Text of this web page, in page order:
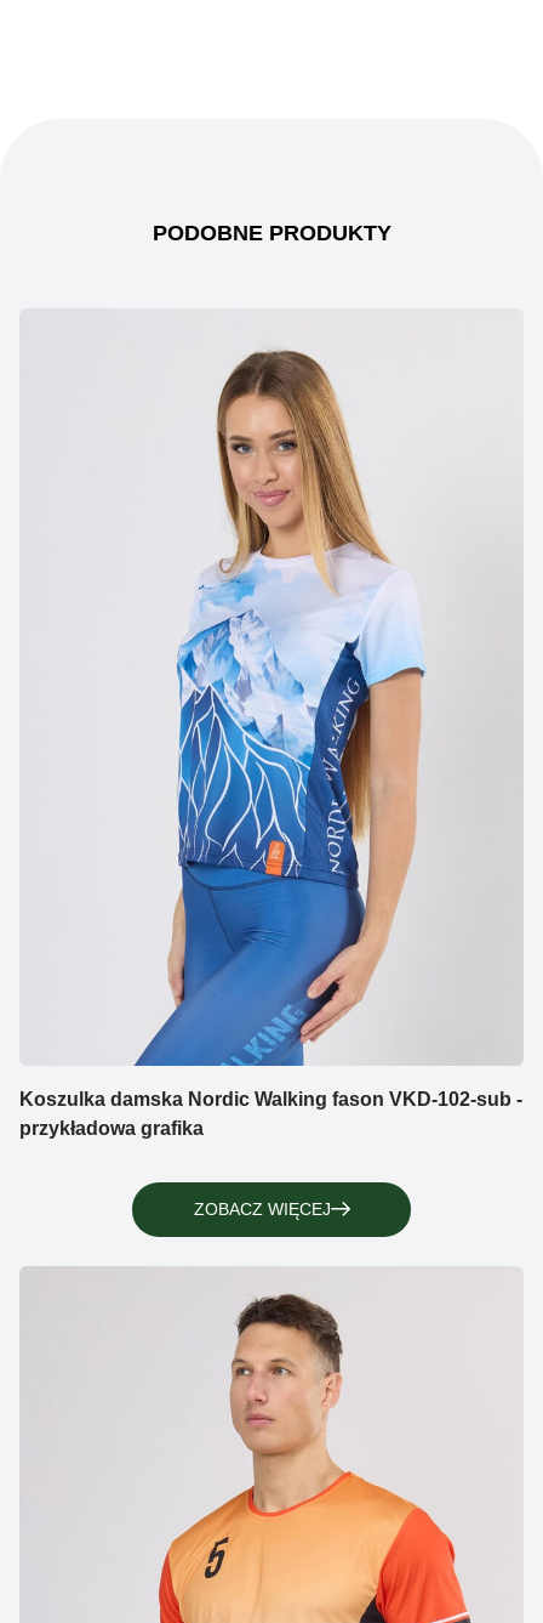
PODOBNE PRODUKTY
Koszulka damska Nordic Walking fason VKD-102-sub -
przykładowa grafika
ZOBACZ WIĘCEJ